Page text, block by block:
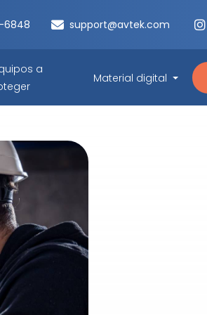
6848 support@avtek.com
a
Material digital